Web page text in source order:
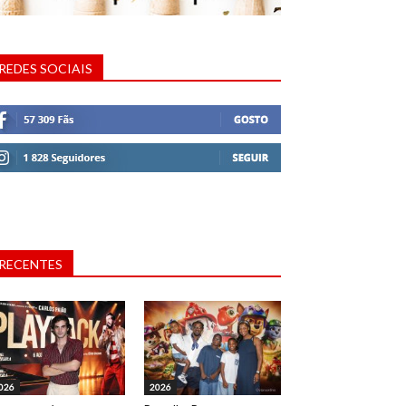
SOCIAIS
2026